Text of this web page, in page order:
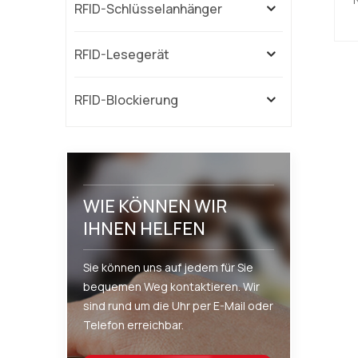
RFID-Schlüsselanhänger
RFID-Lesegerät
RFID-Blockierung
WIE KÖNNEN WIR
IHNEN HELFEN
Sie können uns auf jedem für Sie
bequemen Weg kontaktieren. Wir
sind rund um die Uhr per E-Mail oder
Telefon erreichbar.